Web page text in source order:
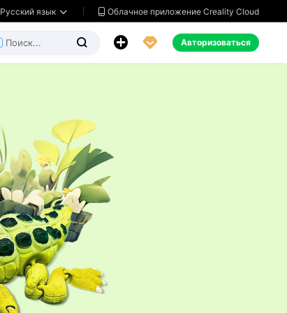
Русский язык   Облачное приложение Creality Cloud
   Авторизоваться